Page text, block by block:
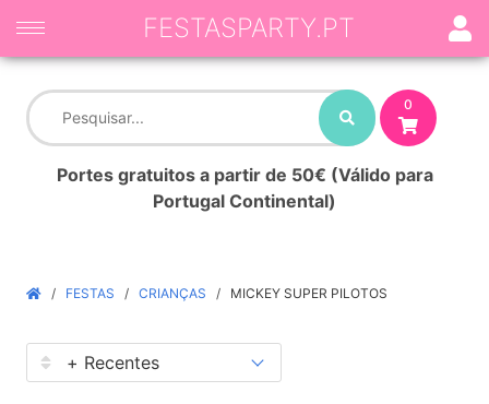
0
Portes gratuitos a partir de 50€ (Válido para
Portugal Continental)
FESTASPARTY.PT
FESTAS CRIANÇAS MICKEY SUPER PILOTOS